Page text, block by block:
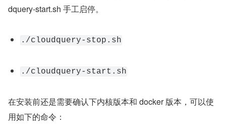
dquery-start.sh 手工启停。
./cloudquery-stop.sh
./cloudquery-start.sh
在安装前还是需要确认下内核版本和 docker 版本，可以使
用如下的命令：